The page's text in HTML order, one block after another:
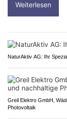
Weiterlesen
NaturAktiv AG: Ihr
Greil Elektro GmbH,
Photovoltaik